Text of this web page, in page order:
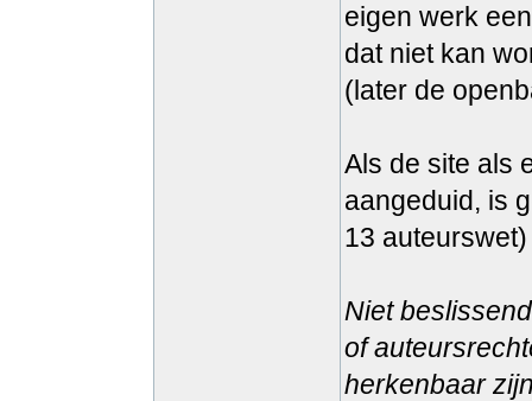
eigen werk
dat niet kan
(later de
Als de site als
aangeduid, is
13 auteurswet)
Niet
of
herkenbaar